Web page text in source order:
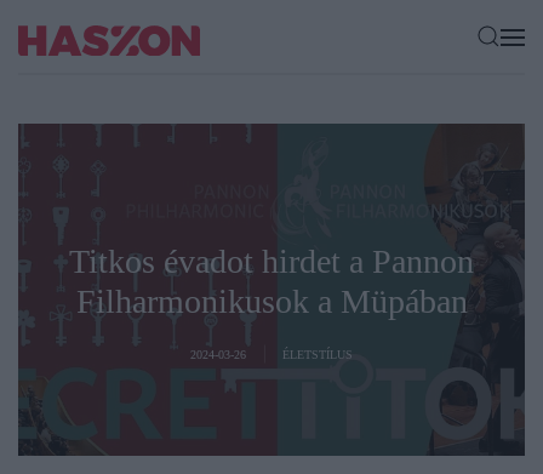
Titkos évadot hirdet a Pannon
Filharmonikusok a Müpában
2024-03-26 ÉLETSTÍLUS